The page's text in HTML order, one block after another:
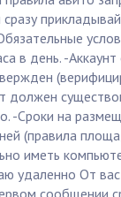
в день. -Аккаунт
должен
-Сроки на
(правила
иметь
удаленно От